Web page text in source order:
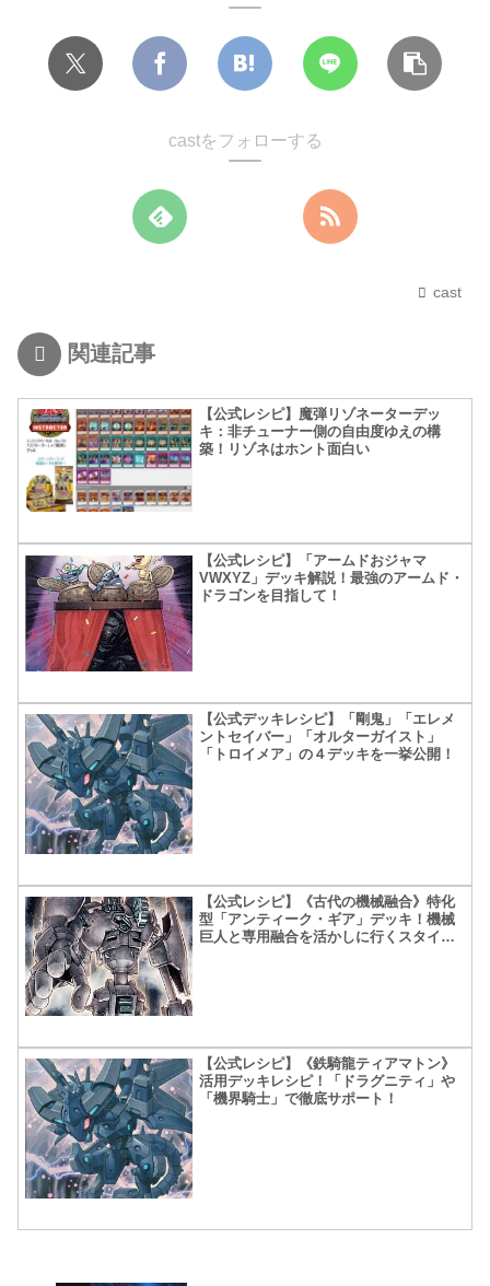
castをフォローする
cast
関連記事
【公式レシピ】魔弾リゾネーターデッ
キ：非チューナー側の自由度ゆえの構
築！リゾネはホント面白い
【公式レシピ】「アームドおジャマ
VWXYZ」デッキ解説！最強のアームド・
ドラゴンを目指して！
【公式デッキレシピ】「剛鬼」「エレメ
ントセイバー」「オルターガイスト」
「トロイメア」の４デッキを一挙公開！
【公式レシピ】《古代の機械融合》特化
型「アンティーク・ギア」デッキ！機械
巨人と専用融合を活かしに行くスタイ
【公式レシピ】《鉄騎龍ティアマトン》
活用デッキレシピ！「ドラグニティ」や
「機界騎士」で徹底サポート！